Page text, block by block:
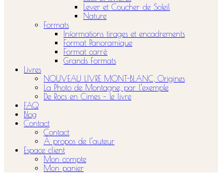
Lever et Coucher de Soleil
Nature
Formats
Informations tirages et encadrements
Format Panoramique
Format carré
Grands Formats
Livres
NOUVEAU LIVRE MONT-BLANC, Origines
La Photo de Montagne, par l’exemple
De Rocs en Cimes – le livre
FAQ
Blog
Contact
Contact
À propos de l’auteur
Espace client
Mon compte
Mon panier